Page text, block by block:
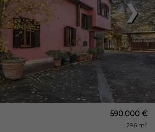
❯
590.000 €
296 m²